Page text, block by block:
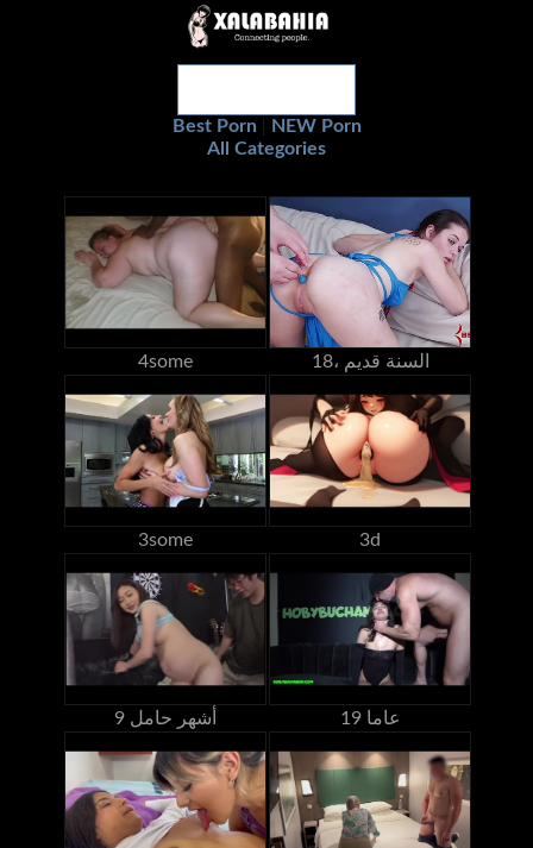
Best Porn
NEW Porn
All Categories
4some 18، السنة قديم
3some 3d
9 أشهر حامل 19 عاما